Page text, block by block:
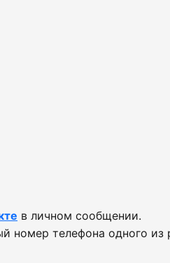
в личном сообщении.
номер телефона одного из